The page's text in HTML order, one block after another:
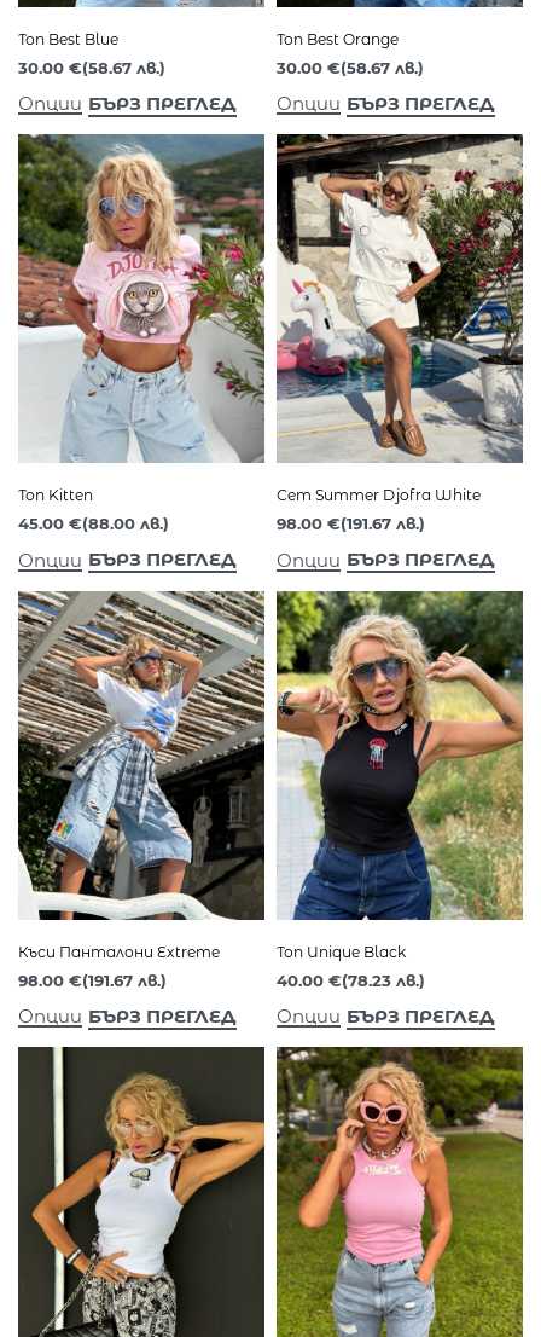
Топ Best Blue
30.00 €(58.67 лв.)
Опции БЪРЗ ПРЕГЛЕД
Топ Best Orange
30.00 €(58.67 лв.)
Опции БЪРЗ ПРЕГЛЕД
Топ Kitten
45.00 €(88.00 лв.)
Опции БЪРЗ ПРЕГЛЕД
Сет Summer Djofra White
98.00 €(191.67 лв.)
Опции БЪРЗ ПРЕГЛЕД
Къси Панталони Extreme
98.00 €(191.67 лв.)
Опции БЪРЗ ПРЕГЛЕД
Топ Unique Black
40.00 €(78.23 лв.)
Опции БЪРЗ ПРЕГЛЕД